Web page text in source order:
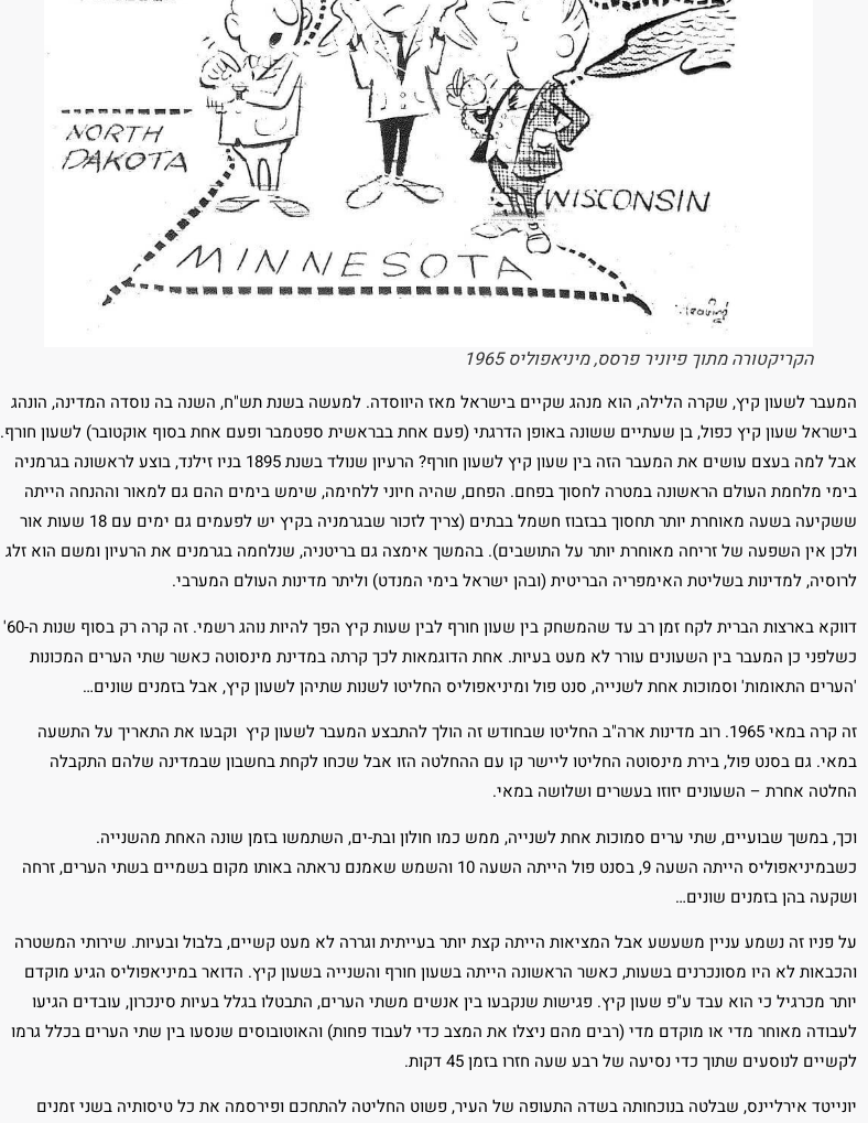
הקריקטורה מתוך פיוניר פרסס, מיניאפוליס 1965
המעבר לשעון קיץ, שקרה הלילה, הוא מנהג שקיים בישראל מאז היווסדה. למעשה בשנת תש"ח, השנה בה נוסדה המדינה, הונהג
בישראל שעון קיץ כפול, בן שעתיים ששונה באופן הדרגתי (פעם אחת בבראשית ספטמבר ופעם אחת בסוף אוקטובר) לשעון חורף.
אבל למה בעצם עושים את המעבר הזה בין שעון קיץ לשעון חורף? הרעיון שנולד בשנת 1895 בניו זילנד, בוצע לראשונה בגרמניה
בימי מלחמת העולם הראשונה במטרה לחסוך בפחם. הפחם, שהיה חיוני ללחימה, שימש בימים ההם גם למאור וההנחה הייתה
ששקיעה בשעה מאוחרת יותר תחסוך בבזבוז חשמל בבתים (צריך לזכור שבגרמניה בקיץ יש לפעמים גם ימים עם 18 שעות אור
ולכן אין השפעה של זריחה מאוחרת יותר על התושבים). בהמשך אימצה גם בריטניה, שנלחמה בגרמנים את הרעיון ומשם הוא זלג
לרוסיה, למדינות בשליטת האימפריה הבריטית (ובהן ישראל בימי המנדט) וליתר מדינות העולם המערבי.
דווקא בארצות הברית לקח זמן רב עד שהמשחק בין שעון חורף לבין שעות קיץ הפך להיות נוהג רשמי. זה קרה רק בסוף שנות ה-60'
כשלפני כן המעבר בין השעונים עורר לא מעט בעיות. אחת הדוגמאות לכך קרתה במדינת מינסוטה כאשר שתי הערים המכונות
'הערים התאומות' וסמוכות אחת לשנייה, סנט פול ומיניאפוליס החליטו לשנות שתיהן לשעון קיץ, אבל בזמנים שונים…
זה קרה במאי 1965. רוב מדינות ארה"ב החליטו שבחודש זה הולך להתבצע המעבר לשעון קיץ וקבעו את התאריך על התשעה
במאי. גם בסנט פול, בירת מינסוטה החליטו ליישר קו עם ההחלטה הזו אבל שכחו לקחת בחשבון שבמדינה שלהם התקבלה
החלטה אחרת – השעונים יזוזו בעשרים ושלושה במאי.
וכך, במשך שבועיים, שתי ערים סמוכות אחת לשנייה, ממש כמו חולון ובת-ים, השתמשו בזמן שונה האחת מהשנייה.
כשבמיניאפוליס הייתה השעה 9, בסנט פול הייתה השעה 10 והשמש שאמנם נראתה באותו מקום בשמיים בשתי הערים, זרחה
ושקעה בהן בזמנים שונים…
על פניו זה נשמע עניין משעשע אבל המציאות הייתה קצת יותר בעייתית וגררה לא מעט קשיים, בלבול ובעיות. שירותי המשטרה
והכבאות לא היו מסונכרנים בשעות, כאשר הראשונה הייתה בשעון חורף והשנייה בשעון קיץ. הדואר במיניאפוליס הגיע מוקדם
יותר מכרגיל כי הוא עבד ע"פ שעון קיץ. פגישות שנקבעו בין אנשים משתי הערים, התבטלו בגלל בעיות סינכרון, עובדים הגיעו
לעבודה מאוחר מדי או מוקדם מדי (רבים מהם ניצלו את המצב כדי לעבוד פחות) והאוטובוסים שנסעו בין שתי הערים בכלל גרמו
לקשיים לנוסעים שתוך כדי נסיעה של רבע שעה חזרו בזמן 45 דקות.
יונייטד אירליינס, שבלטה בנוכחותה בשדה התעופה של העיר, פשוט החליטה להתחכם ופירסמה את כל טיסותיה בשני זמנים